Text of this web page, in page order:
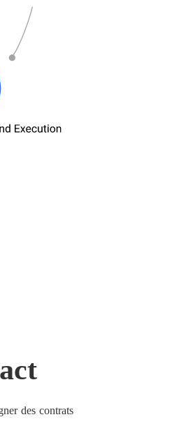
des contrats